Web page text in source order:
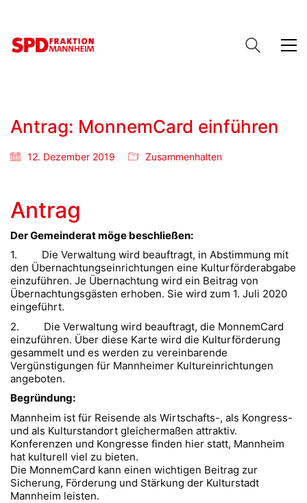
Antrag: MonnemCard einführen
12. Dezember 2019 Zusammenhalten
Antrag
Der Gemeinderat möge beschließen:
1. Die Verwaltung wird beauftragt, in Abstimmung mit
den Übernachtungseinrichtungen eine Kulturförderabgabe
einzuführen. Je Übernachtung wird ein Beitrag von
Übernachtungsgästen erhoben. Sie wird zum 1. Juli 2020
eingeführt.
2. Die Verwaltung wird beauftragt, die MonnemCard
einzuführen. Über diese Karte wird die Kulturförderung
gesammelt und es werden zu vereinbarende
Vergünstigungen für Mannheimer Kultureinrichtungen
angeboten.
Begründung:
Mannheim ist für Reisende als Wirtschafts-, als Kongress-
und als Kulturstandort gleichermaßen attraktiv.
Konferenzen und Kongresse finden hier statt, Mannheim
hat kulturell viel zu bieten.
Die MonnemCard kann einen wichtigen Beitrag zur
Sicherung, Förderung und Stärkung der Kulturstadt
Mannheim leisten.